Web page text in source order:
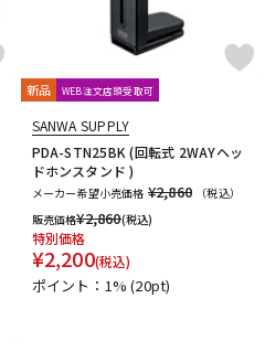
新品 WEB注文店頭受取可
SANWA SUPPLY
PDA-STN25BK (回転式 2WAYヘッ
ドホンスタンド )
メーカー希望小売価格 ¥2,860
（税込）
販売価格¥2,860(税込)
特別価格
¥2,200(税込)
ポイント：1%(20pt)